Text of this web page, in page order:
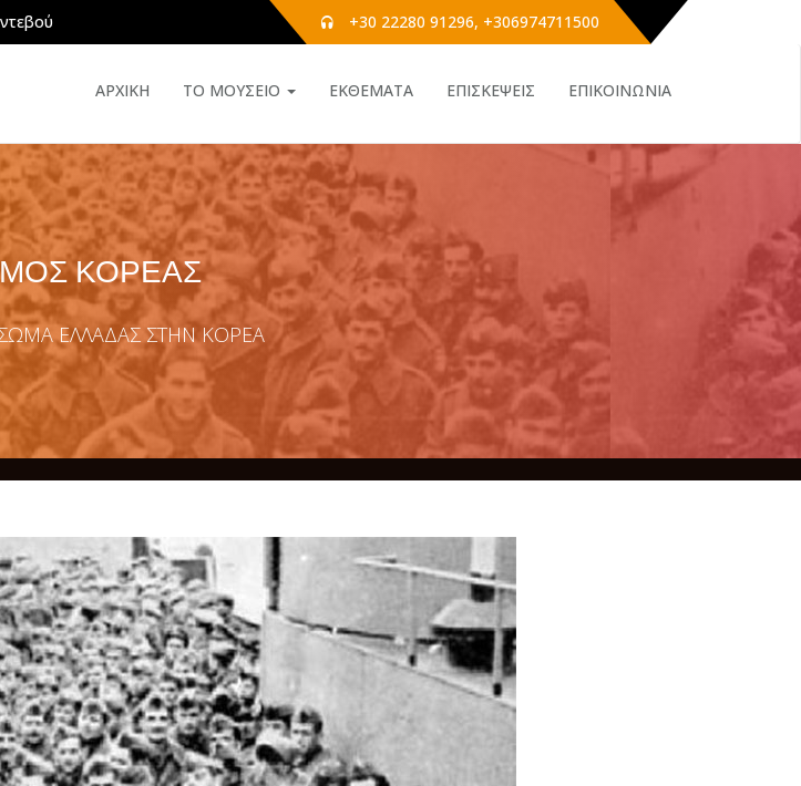
+30 22280 91296, +306974711500
ΑΡΧΙΚΗ ΤΟ ΜΟΥΣΕΙΟ ΕΚΘΕΜΑΤΑ ΕΠΙΣΚΕΨΕΙΣ ΕΠΙΚΟΙΝΩΝΙΑ
ΚΟΡΕΑΣ
ΣΩΜΑ ΕΛΛΑΔΑΣ ΣΤΗΝ ΚΟΡΕΑ